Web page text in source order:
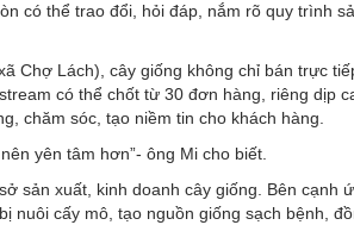
có thể trao đổi, hỏi đáp, nắm rõ quy trình
Chợ Lách), cây giống không chỉ bán trực
có thể chốt từ 30 đơn hàng, riêng dịp
chăm sóc, tạo niềm tin cho khách hàng.
yên tâm hơn”- ông Mi cho biết.
sản xuất, kinh doanh cây giống. Bên cạnh
nuôi cấy mô, tạo nguồn giống sạch bệnh,